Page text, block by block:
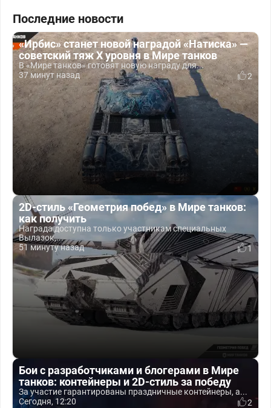
Последние новости
«Ирбис» станет новой наградой «Натиска» —
советский тяж X уровня в Мире танков
В «Мире танков» готовят новую награду для...
37 минут назад
2
2D-стиль «Геометрия побед» в Мире танков:
как получить
Награда доступна только участникам специальных
Вылазок,...
51 минуту назад
1
Бои с разработчиками и блогерами в Мире
танков: контейнеры и 2D-стиль за победу
За участие гарантированы праздничные контейнеры, а...
Сегодня, 12:20
2